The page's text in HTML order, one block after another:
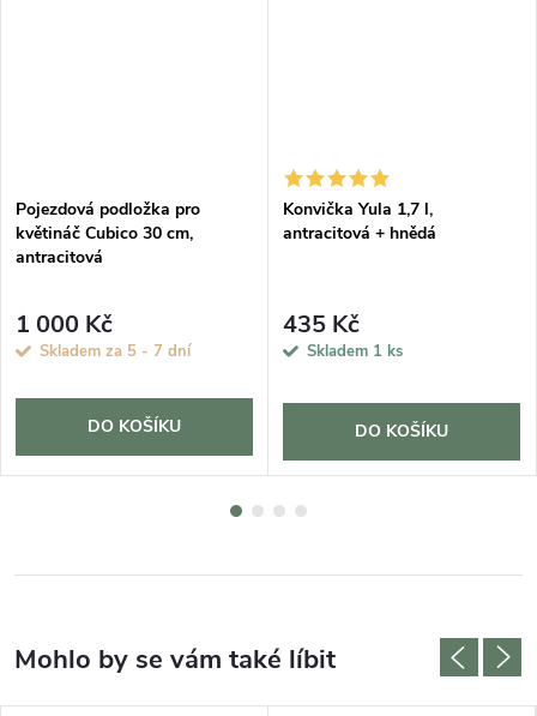
Pojezdová podložka pro
květináč Cubico 30 cm,
antracitová
1 000 Kč
Skladem za 5 - 7 dní
DO KOŠÍKU
Konvička Yula 1,7 l,
antracitová + hnědá
435 Kč
Skladem 1 ks
DO KOŠÍKU